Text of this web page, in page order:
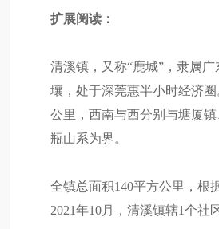
扩展阅读：
清溪镇，又称“鹿城”，隶属
壤，处于深莞惠半小时经济
公里，西南与西分别与塘厦
瓶山系为界。
全镇总面积140平方公里，根
2021年10月，清溪镇辖1个社